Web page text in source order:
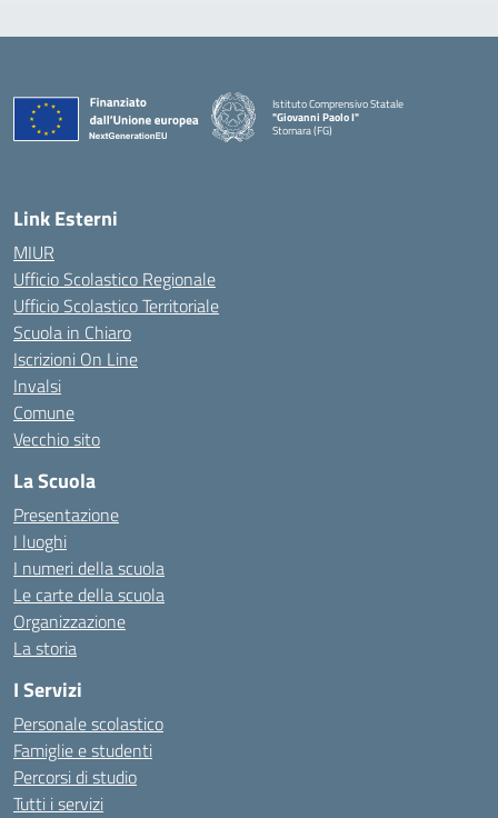
Istituto Comprensivo Statale
"Giovanni Paolo I"
Stornara (FG)
Link Esterni
MIUR
Ufficio Scolastico Regionale
Ufficio Scolastico Territoriale
Scuola in Chiaro
Iscrizioni On Line
Invalsi
Comune
Vecchio sito
La Scuola
Presentazione
I luoghi
I numeri della scuola
Le carte della scuola
Organizzazione
La storia
I Servizi
Personale scolastico
Famiglie e studenti
Percorsi di studio
Tutti i servizi